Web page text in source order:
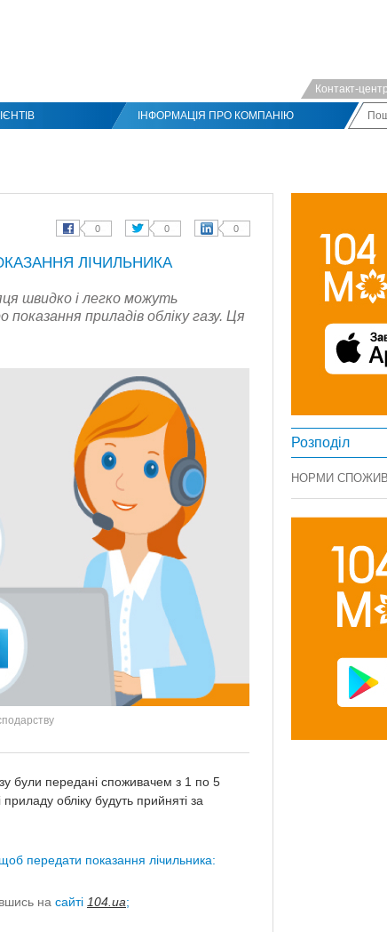
Контакт-центр
ІНФОРМАЦІЯ ПРО КОМПАНІЮ
ЛІЧИЛЬНИКА
швидко і легко можуть
приладів обліку газу. Ця
були передані споживачем з 1 по 5
обліку будуть прийняті за
передати показання лічильника:
на сайті 104.ua;
Розподіл
НОРМИ